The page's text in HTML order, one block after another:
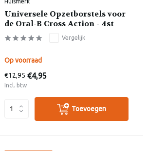
Universele Opzetborstels voor
de Oral-B Cross Action - 4st
Vergelijk
Op voorraad
€12,95 €4,95
Incl. btw
Toevoegen